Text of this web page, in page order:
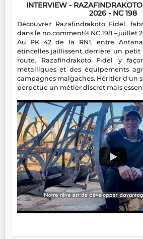
INTERVIEW -
2026 - NC 198
Découvrez Razafindrakoto Fidel,
dans le no comment® NC 198 – juillet
Au PK 42 de la RN1, entre
étincelles jaillissent derrière un petit
route. Razafindrakoto Fidel y
métalliques et des équipements
campagnes malgaches. Héritier d'un
perpétue un métier discret mais